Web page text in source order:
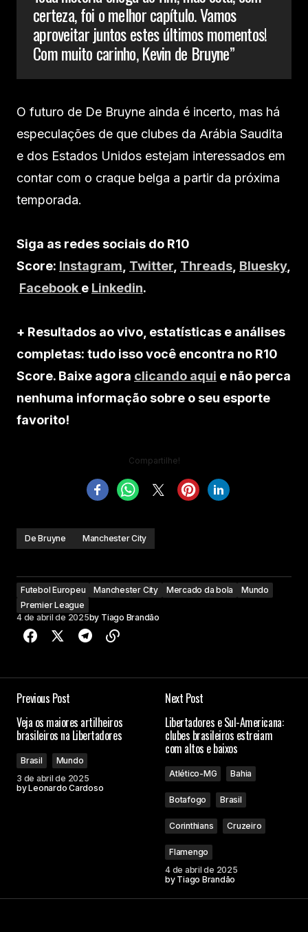
certeza, foi o melhor capítulo. Vamos
aproveitar juntos estes últimos momentos!
Com muito carinho, Kevin de Bruyne”
O futuro de De Bruyne ainda é incerto, mas há
especulações de que clubes da Arábia Saudita
e dos Estados Unidos estejam interessados em
contar com o craque belga a partir da próxima
temporada.
Siga as redes sociais do R10
Score: Instagram Twitter Threads Bluesky,
Facebook e Linkedin.
+ Resultados ao vivo, estatísticas e análises
completas: tudo isso você encontra no R10
Score. Baixe agora clicando aqui e não perca
nenhuma informação sobre o seu esporte
favorito!
Compartilhe!
De Bruyne Manchester City
Futebol Europeu Manchester City Mercado da bola
Mundo
Premier League
4 de abril de 2025by Tiago Brandão
Previous Post
Veja os maiores artilheiros
brasileiros na Libertadores
Brasil
Mundo
3 de abril de 2025
byLeonardo Cardoso
Next Post
Libertadores e Sul-Americana:
clubes brasileiros estreiam
com altos e baixos
Atlético-MG Bahia
Botafogo Brasil
Corinthians Cruzeiro
Flamengo
4 de abril de 2025
by Tiago Brandão